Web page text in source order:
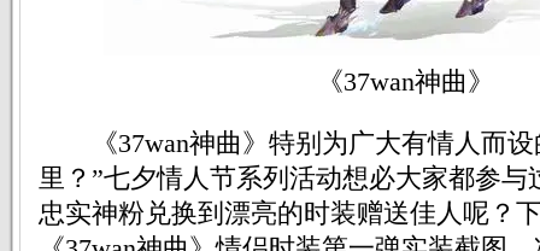
《37wan神曲》
《37wan神曲》特别为广大有情人而设
里？”七夕情人节系列活动想必大家都参
忠实神粉兑换到漂亮的时装赠送佳人呢？